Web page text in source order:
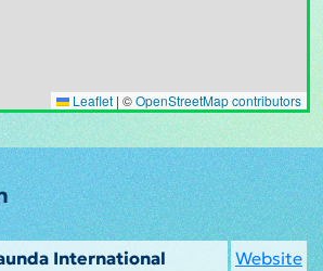
Leaflet | ©OpenStreetMap contributors
International
Website